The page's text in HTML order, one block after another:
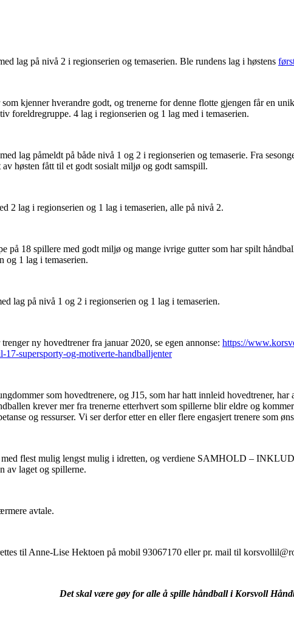
lag på nivå 2 i regionserien og temaserien. Ble rundens lag i høstens
kjenner hverandre godt, og trenerne for denne flotte gjengen får en
foreldregruppe. 4 lag i regionserien og 1 lag med i temaserien.
lag påmeldt på både nivå 1 og 2 i regionserien og temaserie. Fra
høsten fått til et godt sosialt miljø og godt samspill.
2 lag i regionserien og 1 lag i temaserien, alle på nivå 2.
på 18 spillere med godt miljø og mange ivrige gutter som har spilt
og 1 lag i temaserien.
lag på nivå 1 og 2 i regionserien og 1 lag i temaserien.
ny hovedtrener fra januar 2020, se egen annonse: https://
17-supersporty-og-motiverte-handballjenter
som hovedtrenere, og J15, som har hatt innleid hovedtrener,
krever mer fra trenerne etterhvert som spillerne blir eldre og
og ressurser. Vi ser derfor etter en eller flere engasjert trenere som
med flest mulig lengst mulig i idretten, og verdiene SAMHOLD –
av laget og spillerne.
avtale.
til Anne-Lise Hektoen på mobil 93067170 eller pr. mail til
Det skal være gøy for alle å spille håndball i Korsvoll